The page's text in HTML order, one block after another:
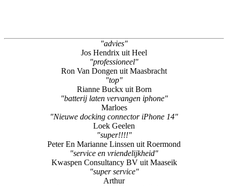
Ron Van Dongen uit Maasbracht
"top"
Rianne Buckx uit Born
"batterij laten vervangen iphone"
Marloes
"Nieuwe docking connector iPhone 14"
Loek Geelen
"super!!!!"
Peter En Marianne Linssen uit Roermond
"service en vriendelijkheid"
Kwaspen Consultancy BV uit Maaseik
"super service"
Arthur
"aankoop nieuwe iphone en installatie ervan"
Sabrina Maassen uit Ohé En Laak
"accu vervangen"